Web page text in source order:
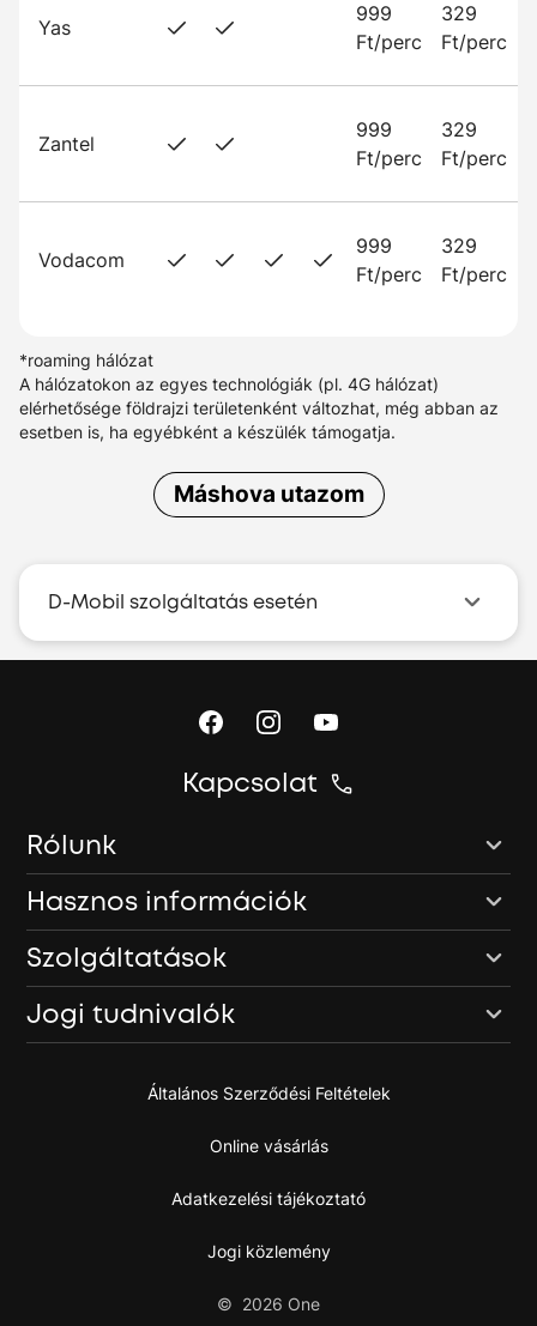
Yas
999
Ft/perc
329
Ft/perc
Zantel
999
Ft/perc
329
Ft/perc
Vodacom
999
Ft/perc
329
Ft/perc
*roaming hálózat
A hálózatokon az egyes technológiák (pl. 4G hálózat)
elérhetősége földrajzi területenként változhat, még abban az
esetben is, ha egyébként a készülék támogatja.
Máshova utazom
D-Mobil szolgáltatás esetén
Kapcsolat
Rólunk
Hasznos információk
Szolgáltatások
Jogi tudnivalók
Általános Szerződési Feltételek
Online vásárlás
Adatkezelési tájékoztató
Jogi közlemény
© 2026 One